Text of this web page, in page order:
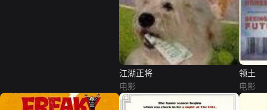
江湖正将
电影
领土
电影